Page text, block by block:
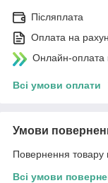
Післяплата
Оплата на
Онлайн-оплата
Всі умови оплати
Умови
Повернення товару
Всі умови